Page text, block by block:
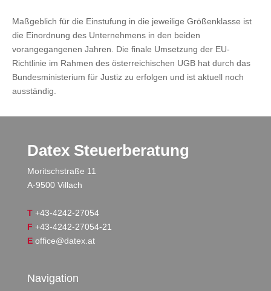
Maßgeblich für die Einstufung in die jeweilige Größenklasse ist
die Einordnung des Unternehmens in den beiden
vorangegangenen Jahren. Die finale Umsetzung der EU-
Richtlinie im Rahmen des österreichischen UGB hat durch das
Bundesministerium für Justiz zu erfolgen und ist aktuell noch
ausständig.
Datex Steuerberatung
Moritschstraße 11
A-9500 Villach
T+43-4242-27054
F +43-4242-27054-21
E office@datex.at
Navigation